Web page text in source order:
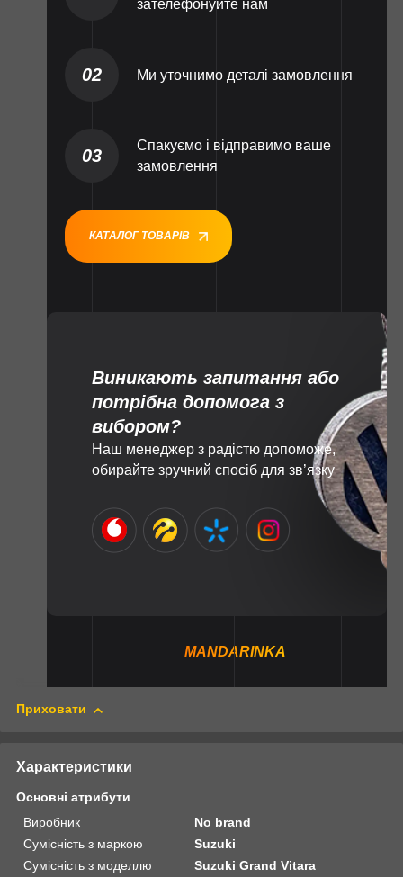
зателефонуйте нам
02 Ми уточнимо деталі замовлення
03
Спакуємо і відправимо ваше
замовлення
КАТАЛОГ ТОВАРІВ
Виникають запитання або
потрібна допомога з
вибором?
Наш менеджер з радістю допоможе,
обирайте зручний спосіб для зв’язку
MANDARINKA
Приховати
Характеристики
Основні атрибути
Виробник
No brand
Сумісність з маркою
Suzuki
Сумісність з моделлю
Suzuki Grand Vitara